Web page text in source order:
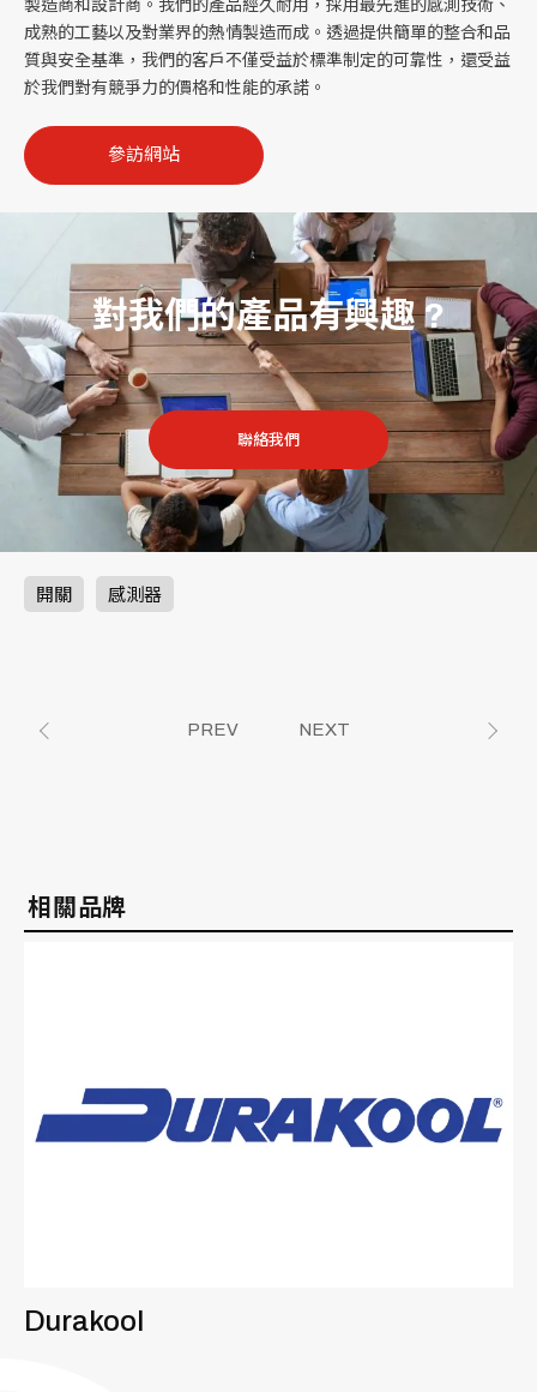
製造商和設計商。我們的產品經久耐用，採用最先進的感測技術、
成熟的工藝以及對業界的熱情製造而成。透過提供簡單的整合和品
質與安全基準，我們的客戶不僅受益於標準制定的可靠性，還受益
於我們對有競爭力的價格和性能的承諾。
參訪網站
對我們的產品有興趣 ?
聯絡我們
開關 感測器
PREV NEXT
相關品牌
Durakool